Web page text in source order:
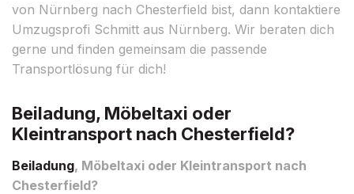
von Nürnberg nach Chesterfield bist, dann kontaktiere
Umzugsprofi Schmitt aus Nürnberg. Wir beraten dich
gerne und finden gemeinsam die passende
Transportlösung für dich!
Beiladung, Möbeltaxi oder
Kleintransport nach Chesterfield?
Beiladung, Möbeltaxi oder Kleintransport nach
Chesterfield?